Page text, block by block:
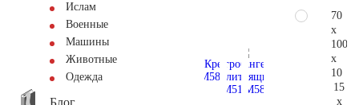
Ислам
Военные
Машины
Животные
Одежда
Блог
70
x
100
x
10
15
x